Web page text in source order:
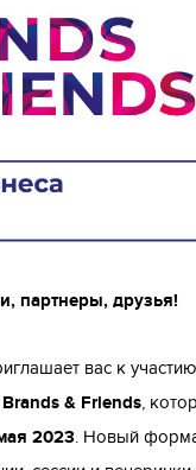
партнеры, друзья!
вас к
& Friends,
2023. Новый